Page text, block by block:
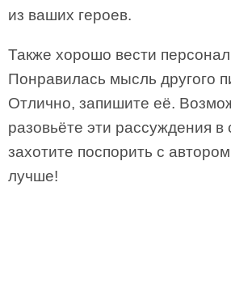
из ваших героев.
Также хорошо вести
Понравилась мысль другого
Отлично, запишите её.
разовьёте эти рассуждения в
захотите поспорить с
лучше!